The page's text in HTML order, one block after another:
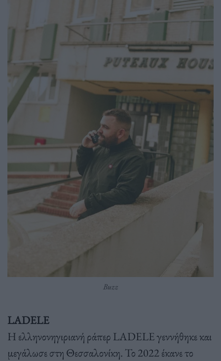
Buzz
LADELE
Η ελληνονηγιριανή ράπερ LADELE γεννήθηκε και
μεγάλωσε στη Θεσσαλονίκη. Το 2022 έκανε το